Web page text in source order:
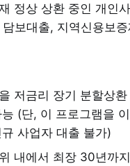
정상 상환 중인 개인
보대출, 지역신용보증
저금리 장기 분할상환
능 (단, 이 프로그램을
사업자 대출 불가)
내에서 최장 30년까